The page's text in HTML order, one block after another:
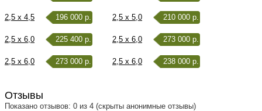
2,5 x 4,5 196 000 р. 2,5 x 5,0 210 000 р.
2,5 x 6,0 225 400 р. 2,5 x 6,0 273 000 р.
2,5 x 6,0 273 000 р. 2,5 x 6,0 238 000 р.
Отзывы
Показано отзывов: 0 из 4 (скрыты анонимные отзывы)